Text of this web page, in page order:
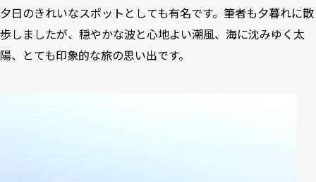
夕日のきれいなスポットとしても有名です。筆者も夕暮れに散
歩しましたが、穏やかな波と心地よい潮風、海に沈みゆく太
陽、とても印象的な旅の思い出です。